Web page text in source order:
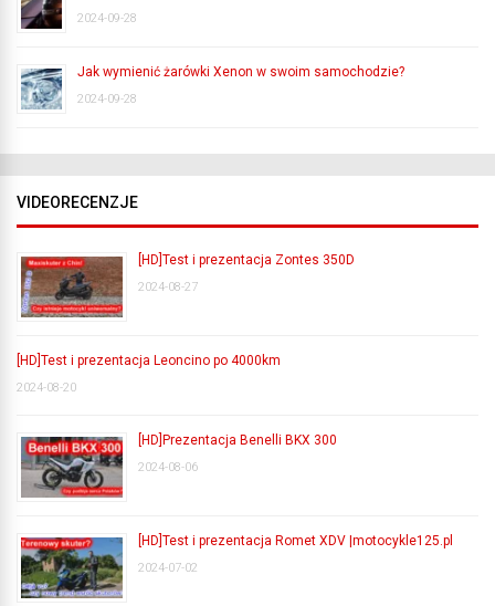
2024-09-28
Jak wymienić żarówki Xenon w swoim samochodzie?
2024-09-28
VIDEORECENZJE
[HD]Test i prezentacja Zontes 350D
2024-08-27
[HD]Test i prezentacja Leoncino po 4000km
2024-08-20
[HD]Prezentacja Benelli BKX 300
2024-08-06
[HD]Test i prezentacja Romet XDV |motocykle125.pl
2024-07-02